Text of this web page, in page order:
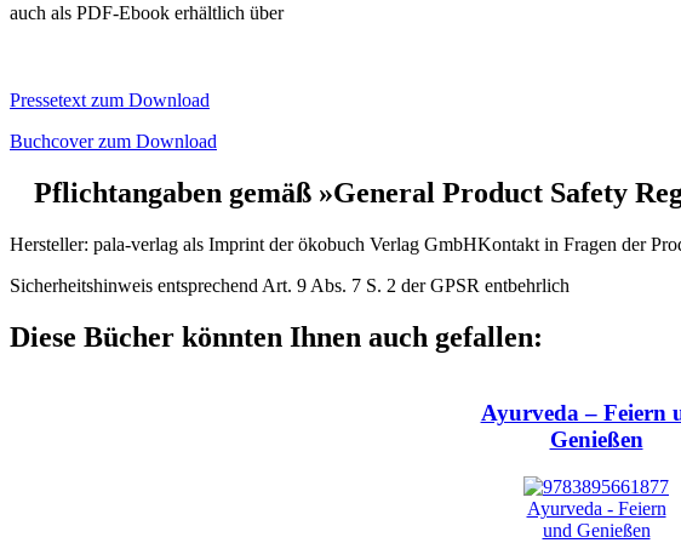
auch als PDF-Ebook erhältlich über
Pressetext zum Download
Buchcover zum Download
Pflichtangaben gemäß »General Product Safety
Hersteller: pala-verlag als Imprint der ökobuch Verlag GmbHKontakt in Fragen der
Sicherheitshinweis entsprechend Art. 9 Abs. 7 S. 2 der GPSR entbehrlich
Diese Bücher könnten Ihnen auch gefallen:
Ayurveda – Feiern
Genießen